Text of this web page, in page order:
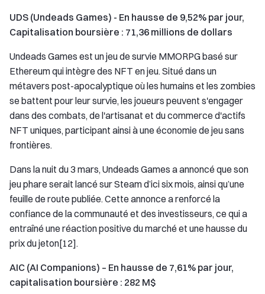
UDS (Undeads Games) - En hausse de 9,52% par jour,
Capitalisation boursière : 71,36 millions de dollars
Undeads Games est un jeu de survie MMORPG basé sur
Ethereum qui intègre des NFT en jeu. Situé dans un
métavers post-apocalyptique où les humains et les zombies
se battent pour leur survie, les joueurs peuvent s'engager
dans des combats, de l'artisanat et du commerce d'actifs
NFT uniques, participant ainsi à une économie de jeu sans
frontières.
Dans la nuit du 3 mars, Undeads Games a annoncé que son
jeu phare serait lancé sur Steam d’ici six mois, ainsi qu’une
feuille de route publiée. Cette annonce a renforcé la
confiance de la communauté et des investisseurs, ce qui a
entraîné une réaction positive du marché et une hausse du
prix du jeton[12].
AIC (AI Companions) – En hausse de 7,61% par jour,
capitalisation boursière : 282 M$